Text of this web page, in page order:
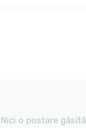
Nici o postare găsită